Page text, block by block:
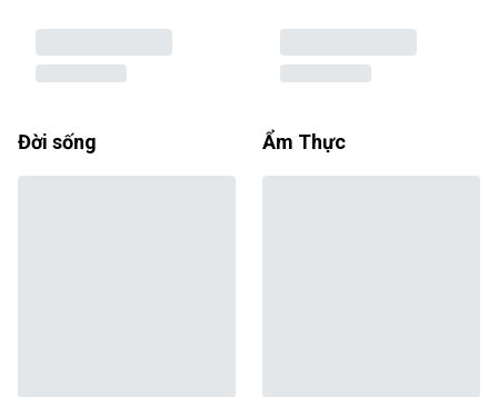
Đời sống Ẩm Thực